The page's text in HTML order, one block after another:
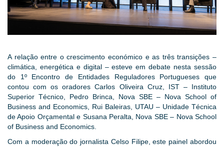
A relação entre o crescimento económico e as três transições –
climática, energética e digital – esteve em debate nesta sessão
do 1º Encontro de Entidades Reguladores Portugueses que
contou com os oradores Carlos Oliveira Cruz, IST – Instituto
Superior Técnico, Pedro Brinca, Nova SBE – Nova School of
Business and Economics, Rui Baleiras, UTAU – Unidade Técnica
de Apoio Orçamental e Susana Peralta, Nova SBE – Nova School
of Business and Economics.
Com a moderação do jornalista Celso Filipe, este painel abordou